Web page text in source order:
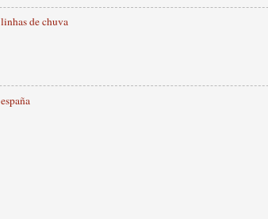
linhas de chuva
españa